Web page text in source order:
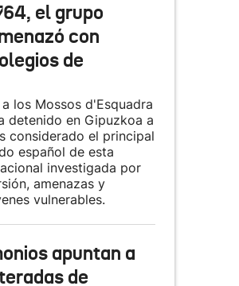
el grupo
con
de
los Mossos d'Esquadra
detenido en Gipuzkoa a
considerado el principal
español de esta
investigada por
amenazas y
vulnerables.
apuntan a
de